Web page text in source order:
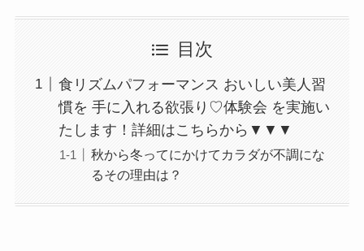
目次
食リズムパフォーマンス おいしい美人習
慣を 手に入れる欲張り♡体験会 を実施い
たします！詳細はこちらから▼▼▼
秋から冬ってにかけてカラダが不調にな
るその理由は？